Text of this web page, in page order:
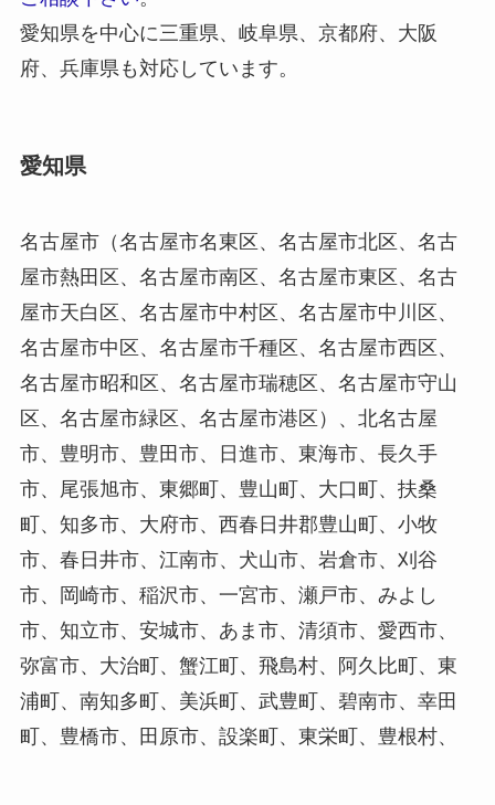
愛知県を中心に三重県、岐阜県、京都府、大阪
府、兵庫県も対応しています。
愛知県
名古屋市（名古屋市名東区、名古屋市北区、名古
屋市熱田区、名古屋市南区、名古屋市東区、名古
屋市天白区、名古屋市中村区、名古屋市中川区、
名古屋市中区、名古屋市千種区、名古屋市西区、
名古屋市昭和区、名古屋市瑞穂区、名古屋市守山
区、名古屋市緑区、名古屋市港区）、北名古屋
市、豊明市、豊田市、日進市、東海市、長久手
市、尾張旭市、東郷町、豊山町、大口町、扶桑
町、知多市、大府市、西春日井郡豊山町、小牧
市、春日井市、江南市、犬山市、岩倉市、刈谷
市、岡崎市、稲沢市、一宮市、瀬戸市、みよし
市、知立市、安城市、あま市、清須市、愛西市、
弥富市、大治町、蟹江町、飛島村、阿久比町、東
浦町、南知多町、美浜町、武豊町、碧南市、幸田
町、豊橋市、田原市、設楽町、東栄町、豊根村、